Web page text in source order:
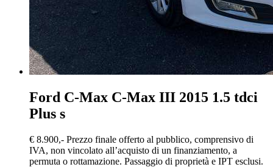
Ford C-Max C-Max III 2015 1.5 tdci
Plus s
€ 8.900,- Prezzo finale offerto al pubblico, comprensivo di
IVA, non vincolato all’acquisto di un finanziamento, a
permuta o rottamazione. Passaggio di proprietà e IPT esclusi.